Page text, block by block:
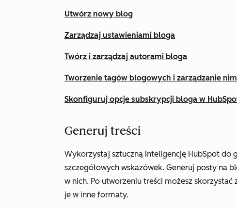
Utwórz nowy blog
Zarządzaj ustawieniami bloga
Twórz i zarządzaj autorami bloga
Tworzenie tagów blogowych i zarządzanie
Skonfiguruj opcje subskrypcji bloga w
Generuj treści
Wykorzystaj sztuczną inteligencję HubSpot do
szczegółowych wskazówek. Generuj posty na
w nich. Po utworzeniu treści możesz
je w inne formaty.